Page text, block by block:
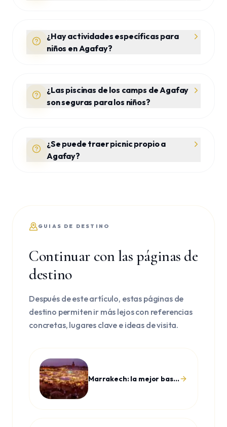
¿Hay actividades específicas para
niños en Agafay?
¿Las piscinas de los camps de Agafay
son seguras para los niños?
¿Se puede traer picnic propio a
Agafay?
GUIAS DE DESTINO
Continuar con las páginas de
destino
Después de este artículo, estas páginas de
destino permiten ir más lejos con referencias
concretas, lugares clave e ideas de visita.
Marrakech: la mejor base para explorar Marruecos